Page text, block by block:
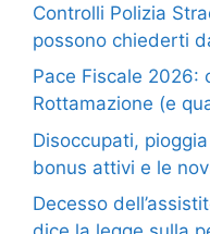
Controlli Polizia
possono chiederti
Pace Fiscale 2026:
Rottamazione (e
Disoccupati,
bonus attivi e le
Decesso